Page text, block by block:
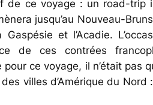
de ce voyage : un road-trip
jusqu’au Nouveau-
et l’Acadie.
de ces contrées
ce voyage, il n’était pas
villes d’Amérique du Nord